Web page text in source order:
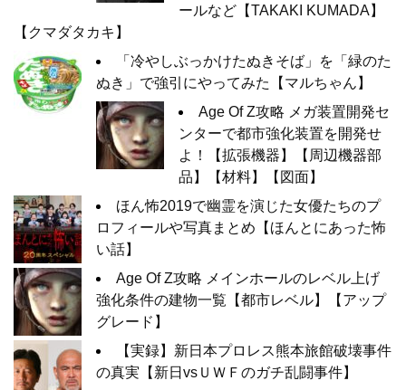
ールなど【TAKAKI KUMADA】
【クマダタカキ】
「冷やしぶっかけたぬきそば」を「緑のた
ぬき」で強引にやってみた【マルちゃん】
Age Of Z攻略 メガ装置開発セ
ンターで都市強化装置を開発せ
よ！【拡張機器】【周辺機器部
品】【材料】【図面】
ほん怖2019で幽霊を演じた女優たちのプ
ロフィールや写真まとめ【ほんとにあった怖
い話】
Age Of Z攻略 メインホールのレベル上げ
強化条件の建物一覧【都市レベル】【アップ
グレード】
【実録】新日本プロレス熊本旅館破壊事件
の真実【新日vsＵＷＦのガチ乱闘事件】